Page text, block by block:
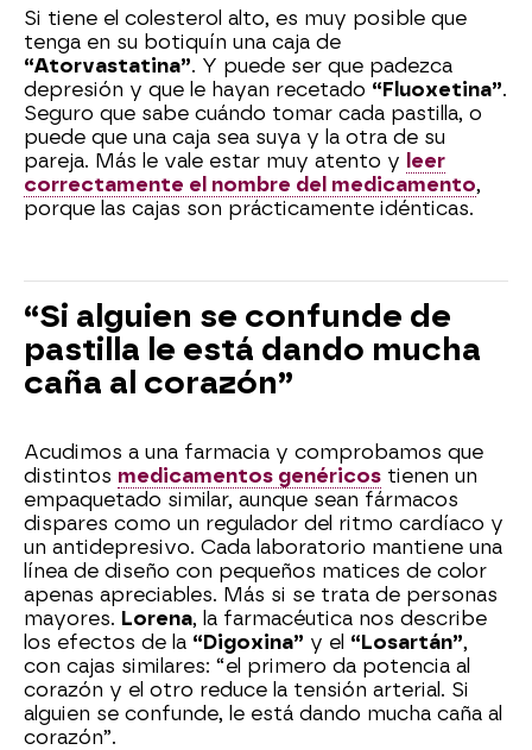
Si tiene el colesterol alto, es muy posible que
tenga en su botiquín una caja de
“Atorvastatina”. Y puede ser que padezca
depresión y que le hayan recetado “Fluoxetina”.
Seguro que sabe cuándo tomar cada pastilla, o
puede que una caja sea suya y la otra de su
pareja. Más le vale estar muy atento y leer
correctamente el nombre del medicamento,
porque las cajas son prácticamente idénticas.
“Si alguien se confunde de
pastilla le está dando mucha
caña al corazón”
Acudimos a una farmacia y comprobamos que
distintos medicamentos genéricos tienen un
empaquetado similar, aunque sean fármacos
dispares como un regulador del ritmo cardíaco y
un antidepresivo. Cada laboratorio mantiene una
línea de diseño con pequeños matices de color
apenas apreciables. Más si se trata de personas
mayores. Lorena, la farmacéutica nos describe
los efectos de la “Digoxina” y el “Losartán”,
con cajas similares: “el primero da potencia al
corazón y el otro reduce la tensión arterial. Si
alguien se confunde, le está dando mucha caña al
corazón”.